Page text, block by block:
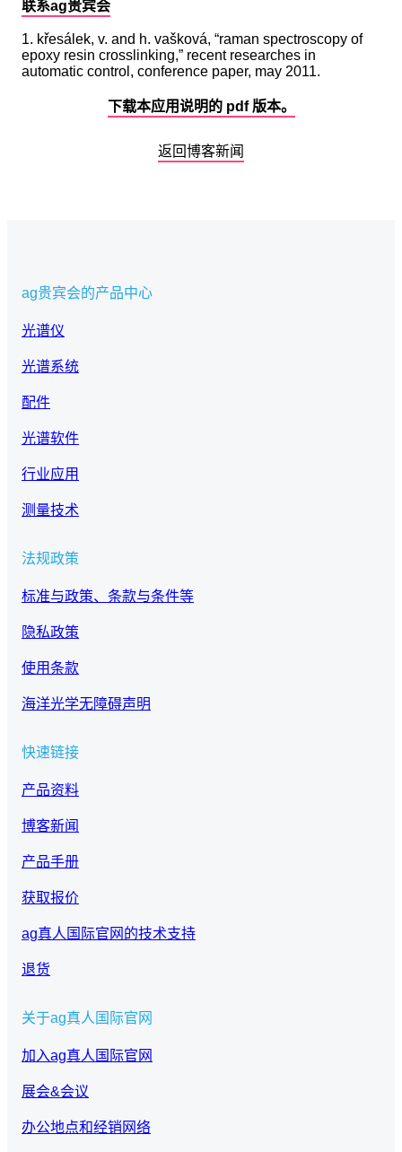
联系ag贵宾会
1. křesálek, v. and h. vašková, “raman spectroscopy of
epoxy resin crosslinking,” recent researches in
automatic control, conference paper, may 2011.
下载本应用说明的 pdf 版本。
返回博客新闻
ag贵宾会的产品中心
光谱仪
光谱系统
配件
光谱软件
行业应用
测量技术
法规政策
标准与政策、条款与条件等
隐私政策
使用条款
海洋光学无障碍声明
快速链接
产品资料
博客新闻
产品手册
获取报价
ag真人国际官网的技术支持
退货
关于ag真人国际官网
加入ag真人国际官网
展会&会议
办公地点和经销网络